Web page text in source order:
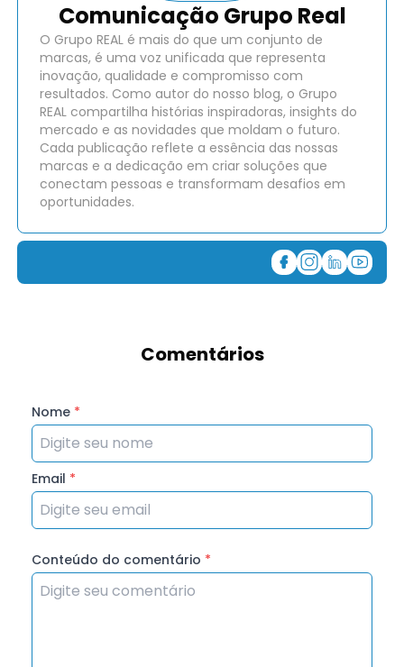
Comunicação Grupo Real
O Grupo REAL é mais do que um conjunto de
marcas, é uma voz unificada que representa
inovação, qualidade e compromisso com
resultados. Como autor do nosso blog, o Grupo
REAL compartilha histórias inspiradoras, insights do
mercado e as novidades que moldam o futuro.
Cada publicação reflete a essência das nossas
marcas e a dedicação em criar soluções que
conectam pessoas e transformam desafios em
oportunidades.
Comentários
Nome *
Email *
Conteúdo do comentário *